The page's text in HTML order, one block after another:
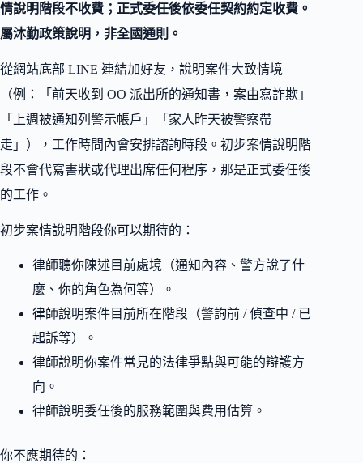
情說明階段不收費；正式委任後依委任契約約定收費。
屬沐勤政策說明，非全國通則。
從網站底部 LINE 連結加好友，說明案件大致情境
（例：「前天收到 OO 派出所的通知書，案由寫詐欺」
「上週被通知列警示帳戶」「家人昨天被警察帶
走」），工作時間內會安排諮詢時段。初步案情說明階
段不會代寫書狀或代理出席任何程序，那是正式委任後
的工作。
初步案情說明階段你可以期待的：
律師聽你陳述目前處境（通知內容、警方說了什
麼、你的角色為何等）。
律師說明案件目前所在階段（警詢前 / 偵查中 / 已
起訴等）。
律師說明你案件常見的法律爭點與可能的辯護方
向。
律師說明委任後的服務範圍與費用估算。
你不應期待的：